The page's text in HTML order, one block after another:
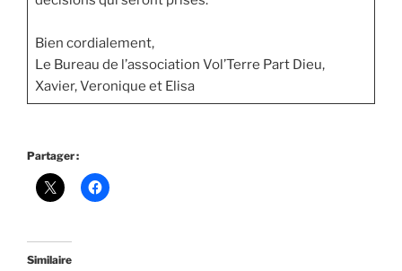
Bien cordialement,
Le Bureau de l’association Vol’Terre Part Dieu,
Xavier, Veronique et Elisa
Partager :
Similaire